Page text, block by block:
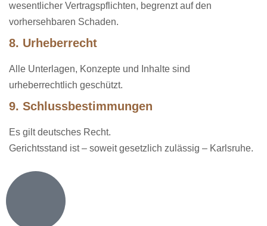
wesentlicher Vertragspflichten, begrenzt auf den
vorhersehbaren Schaden.
8. Urheberrecht
Alle Unterlagen, Konzepte und Inhalte sind
urheberrechtlich geschützt.
9. Schlussbestimmungen
Es gilt deutsches Recht.
Gerichtsstand ist – soweit gesetzlich zulässig – Karlsruhe.